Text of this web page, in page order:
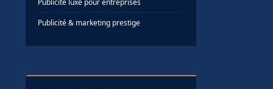
Publicité luxe pour entreprises
Publicité & marketing prestige